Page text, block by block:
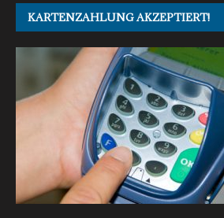
KARTENZAHLUNG AKZEPTIERT!